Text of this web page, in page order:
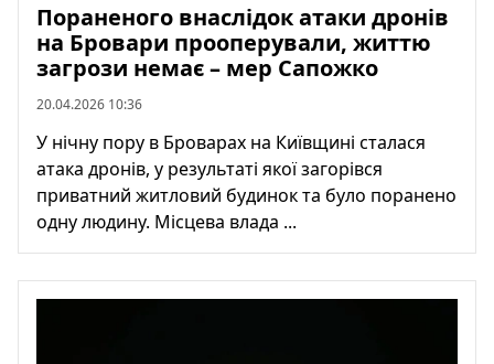
Пораненого внаслідок атаки дронів
на Бровари прооперували, життю
загрози немає – мер Сапожко
20.04.2026 10:36
У нічну пору в Броварах на Київщині сталася
атака дронів, у результаті якої загорівся
приватний житловий будинок та було поранено
одну людину. Місцева влада ...